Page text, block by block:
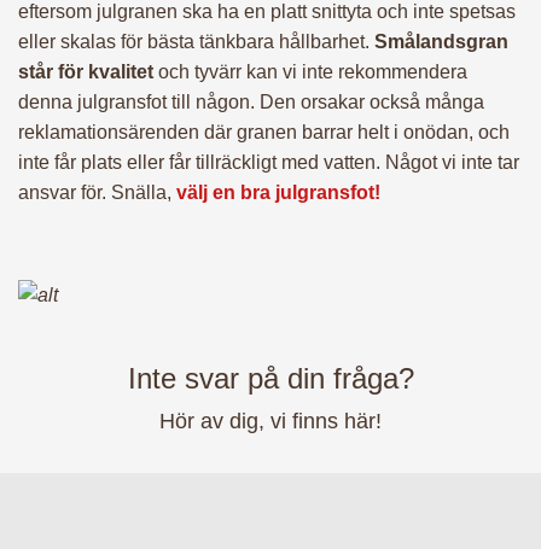
– Julpynt
– Julmys
– Presentkort
– FTG-paket
– BRF-Paket
eftersom julgranen ska ha en platt snittyta och inte spetsas
eller skalas för bästa tänkbara hållbarhet. Smålandsgran
står för kvalitet och tyvärr kan vi inte rekommendera
denna julgransfot till någon. Den orsakar också många
reklamationsärenden där granen barrar helt i onödan, och
inte får plats eller får tillräckligt med vatten. Något vi inte tar
ansvar för. Snälla, välj en bra julgransfot!
Inte svar på din fråga?
Hör av dig, vi finns här!